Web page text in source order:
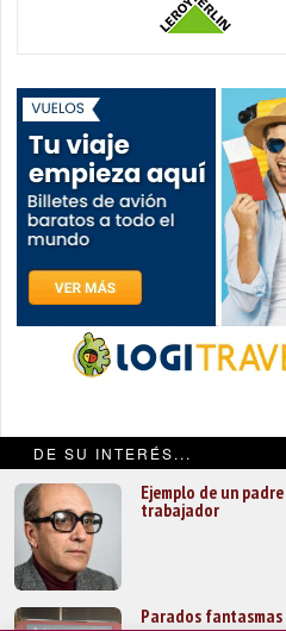
DE SU INTERÉS...
Ejemplo de un padre
trabajador
Parados fantasmas